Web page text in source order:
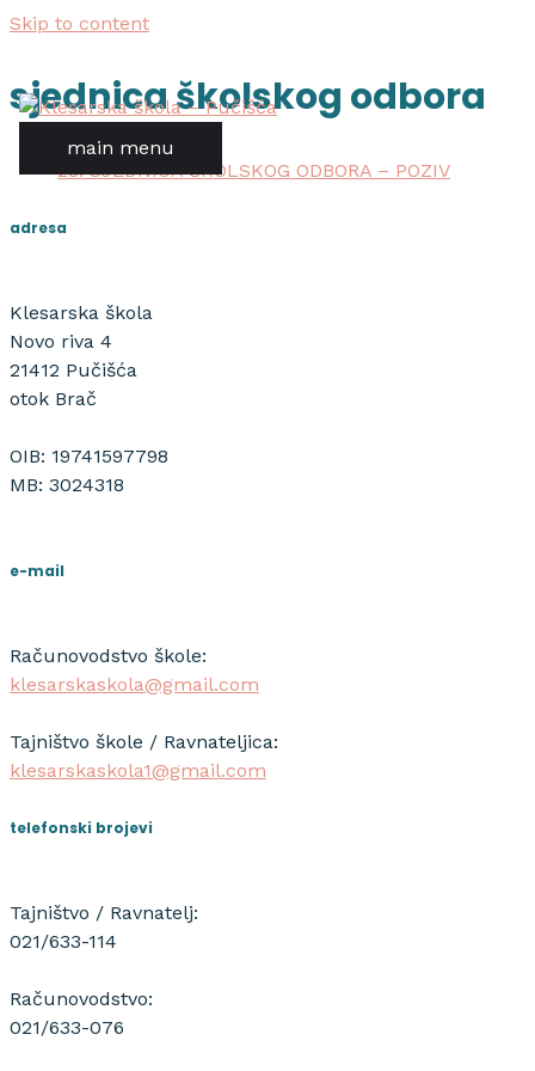
Skip to content
main menu
sjednica školskog odbora
28. SJEDNICA ŠKOLSKOG ODBORA – POZIV
adresa
Klesarska škola
Novo riva 4
21412 Pučišća
otok Brač
OIB: 19741597798
MB: 3024318
e-mail
Računovodstvo škole:
klesarskaskola@gmail.com
Tajništvo škole / Ravnateljica:
klesarskaskola1@gmail.com
telefonski brojevi
Tajništvo / Ravnatelj:
021/633-114
Računovodstvo:
021/633-076